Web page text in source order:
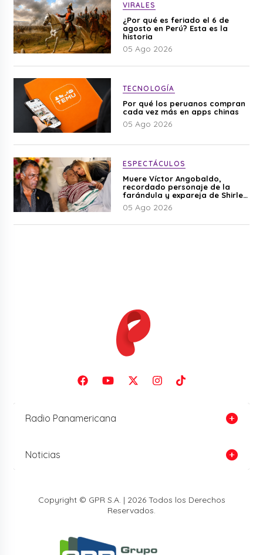
VIRALES
¿Por qué es feriado el 6 de
agosto en Perú? Esta es la
historia
05 Ago 2026
TECNOLOGÍA
Por qué los peruanos compran
cada vez más en apps chinas
05 Ago 2026
ESPECTÁCULOS
Muere Víctor Angobaldo,
recordado personaje de la
farándula y expareja de Shirley
Cherres
05 Ago 2026
Radio Panamericana
Noticias
Copyright © GPR S.A. | 2026 Todos los Derechos
Reservados.